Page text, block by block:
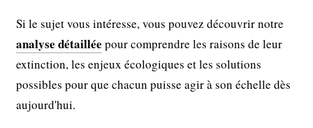
Si le sujet vous intéresse, vous pouvez découvrir notre
analyse détaillée pour comprendre les raisons de leur
extinction, les enjeux écologiques et les solutions
possibles pour que chacun puisse agir à son échelle dès
aujourd'hui.